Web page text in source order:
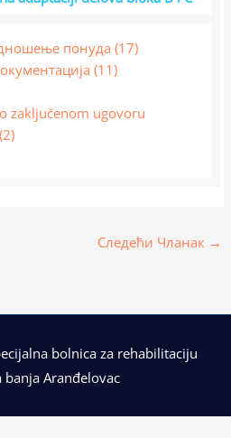
понуда (17)
(11)
zaključenom ugovoru
Следећи Чланак →
bolnica za rehabilitaciju
banja Aranđelovac